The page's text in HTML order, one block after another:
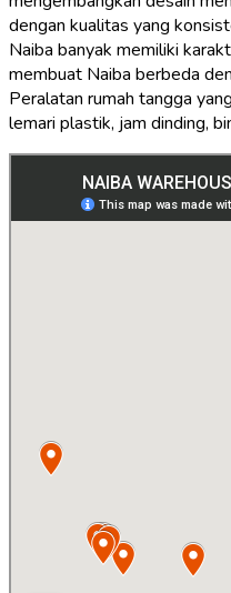
dengan kualitas yang
Naiba banyak memiliki
membuat Naiba berbeda
Peralatan rumah tangga
lemari plastik, jam dinding,